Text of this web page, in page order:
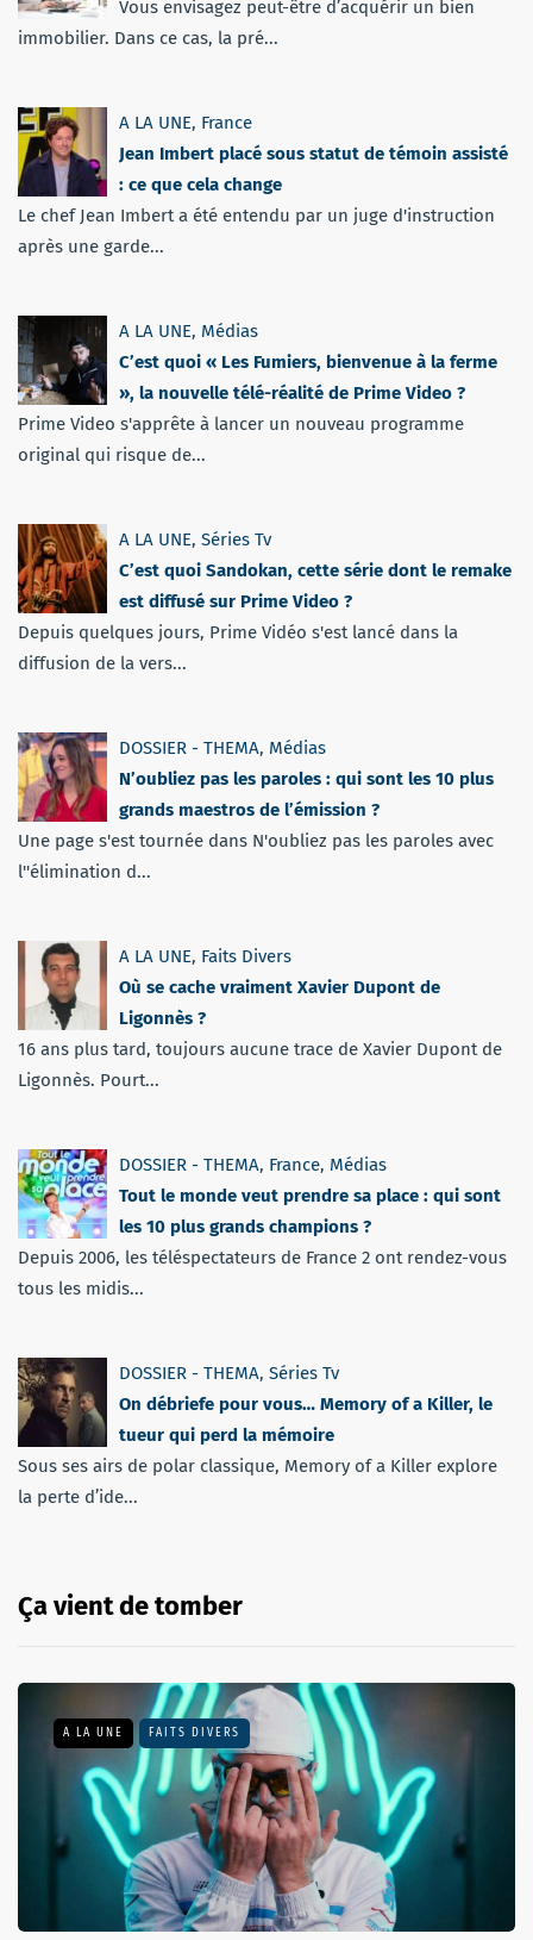
Vous envisagez peut-être d’acquérir un bien
immobilier. Dans ce cas, la pré...
A LA UNE, France
Jean Imbert placé sous statut de témoin assisté
: ce que cela change
Le chef Jean Imbert a été entendu par un juge d'instruction
après une garde...
A LA UNE, Médias
C’est quoi « Les Fumiers, bienvenue à la ferme
», la nouvelle télé-réalité de Prime Video ?
Prime Video s'apprête à lancer un nouveau programme
original qui risque de...
A LA UNE, Séries Tv
C’est quoi Sandokan, cette série dont le remake
est diffusé sur Prime Video ?
Depuis quelques jours, Prime Vidéo s'est lancé dans la
diffusion de la vers...
DOSSIER - THEMA, Médias
N’oubliez pas les paroles : qui sont les 10 plus
grands maestros de l’émission ?
Une page s'est tournée dans N'oubliez pas les paroles avec
l''élimination d...
A LA UNE, Faits Divers
Où se cache vraiment Xavier Dupont de
Ligonnès ?
16 ans plus tard, toujours aucune trace de Xavier Dupont de
Ligonnès. Pourt...
DOSSIER - THEMA, France, Médias
Tout le monde veut prendre sa place : qui sont
les 10 plus grands champions ?
Depuis 2006, les téléspectateurs de France 2 ont rendez-vous
tous les midis...
DOSSIER - THEMA, Séries Tv
On débriefe pour vous… Memory of a Killer, le
tueur qui perd la mémoire
Sous ses airs de polar classique, Memory of a Killer explore
la perte d’ide...
Ça vient de tomber
A LA UNE FAITS DIVERS